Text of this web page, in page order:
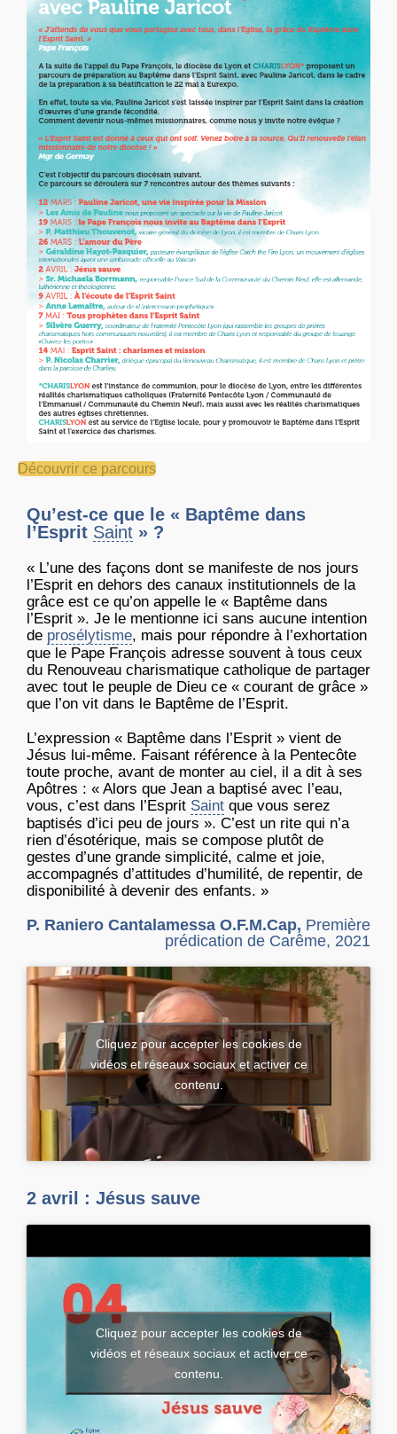
Découvrir ce parcours
Qu’est-ce que le « Baptême dans
l’Esprit Saint » ?
« L’une des façons dont se manifeste de nos jours
l’Esprit en dehors des canaux institutionnels de la
grâce est ce qu’on appelle le « Baptême dans
l’Esprit ». Je le mentionne ici sans aucune intention
de prosélytisme, mais pour répondre à l’exhortation
que le Pape François adresse souvent à tous ceux
du Renouveau charismatique catholique de partager
avec tout le peuple de Dieu ce « courant de grâce »
que l’on vit dans le Baptême de l’Esprit.
L’expression « Baptême dans l’Esprit » vient de
Jésus lui-même. Faisant référence à la Pentecôte
toute proche, avant de monter au ciel, il a dit à ses
Apôtres : « Alors que Jean a baptisé avec l’eau,
vous, c’est dans l’Esprit Saint que vous serez
baptisés d’ici peu de jours ». C’est un rite qui n’a
rien d’ésotérique, mais se compose plutôt de
gestes d’une grande simplicité, calme et joie,
accompagnés d’attitudes d’humilité, de repentir, de
disponibilité à devenir des enfants. »
P. Raniero Cantalamessa O.F.M.Cap, Première
prédication de Carême, 2021
Cliquez pour accepter les cookies de
vidéos et réseaux sociaux et activer ce
contenu.
2 avril : Jésus sauve
Cliquez pour accepter les cookies de
vidéos et réseaux sociaux et activer ce
contenu.